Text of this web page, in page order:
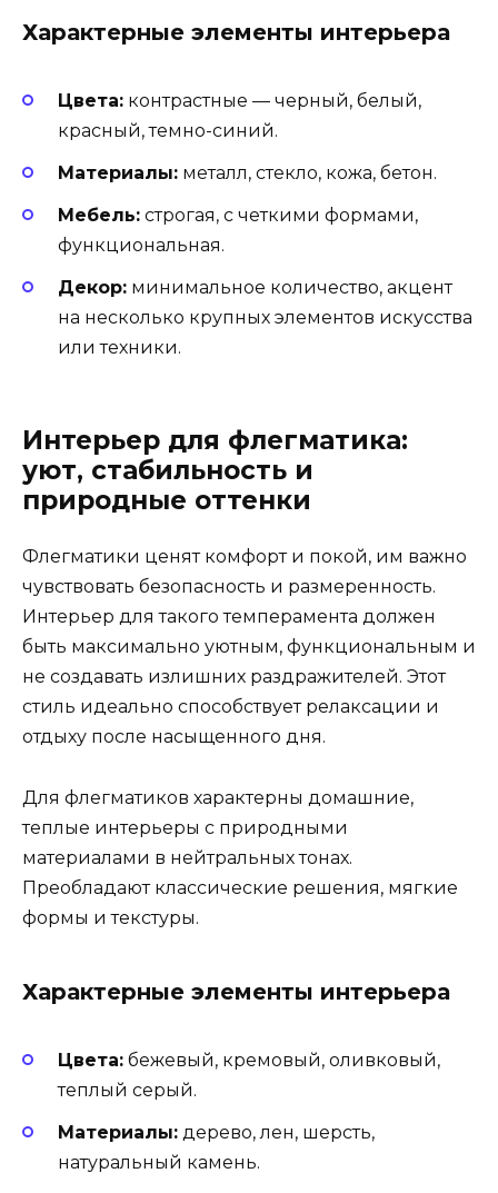
Характерные элементы интерьера
Цвета: контрастные — черный, белый,
красный, темно-синий.
Материалы: металл, стекло, кожа, бетон.
Мебель: строгая, с четкими формами,
функциональная.
Декор: минимальное количество, акцент
на несколько крупных элементов искусства
или техники.
Интерьер для флегматика:
уют, стабильность и
природные оттенки
Флегматики ценят комфорт и покой, им важно
чувствовать безопасность и размеренность.
Интерьер для такого темперамента должен
быть максимально уютным, функциональным и
не создавать излишних раздражителей. Этот
стиль идеально способствует релаксации и
отдыху после насыщенного дня.
Для флегматиков характерны домашние,
теплые интерьеры с природными
материалами в нейтральных тонах.
Преобладают классические решения, мягкие
формы и текстуры.
Характерные элементы интерьера
Цвета: бежевый, кремовый, оливковый,
теплый серый.
Материалы: дерево, лен, шерсть,
натуральный камень.